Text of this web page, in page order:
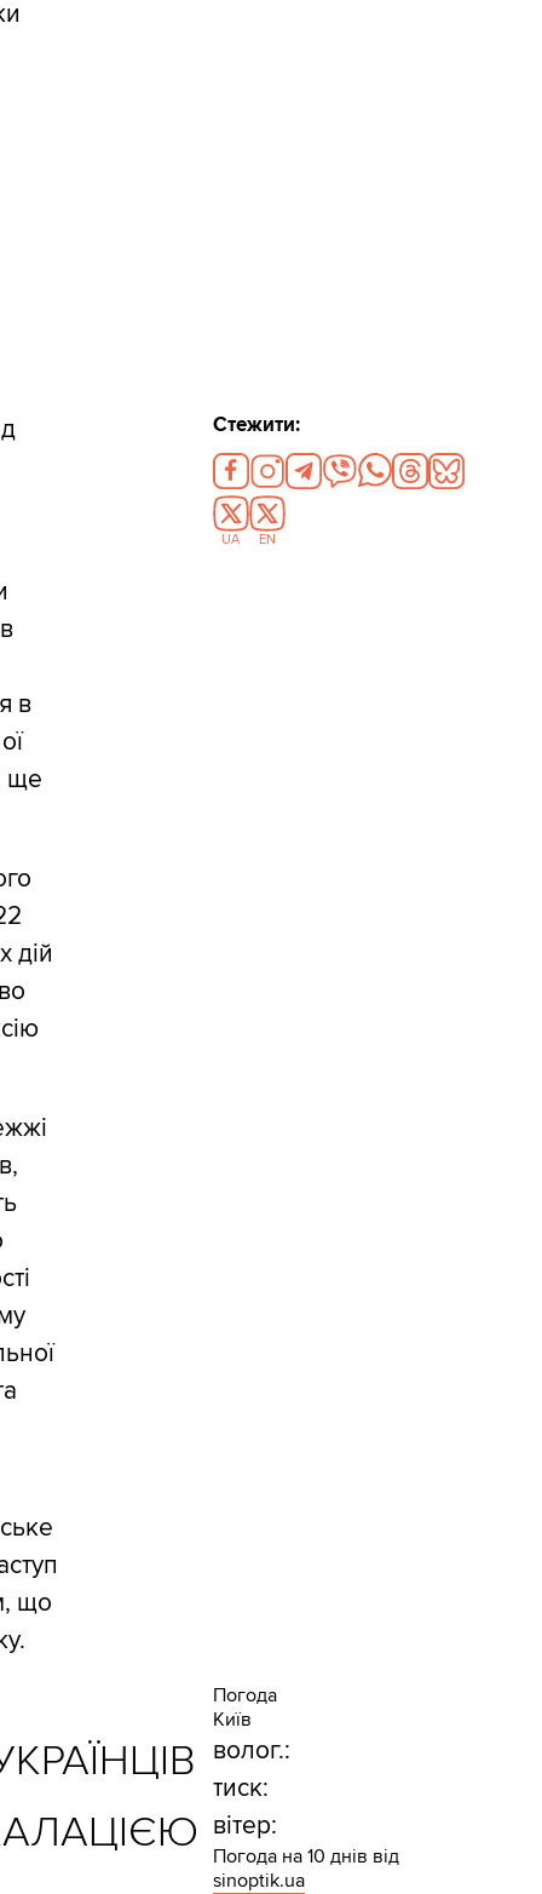
в
ще
дій
що
Стежити:
UA EN
Погода
Київ
волог.:
тиск:
вітер:
Погода на 10 днів від
sinoptik.ua